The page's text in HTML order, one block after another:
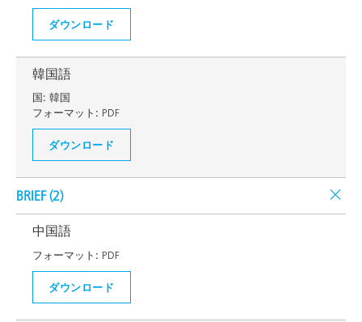
ダウンロード
韓国語
国: 韓国
フォーマット: PDF
ダウンロード
BRIEF (2)
中国語
フォーマット: PDF
ダウンロード